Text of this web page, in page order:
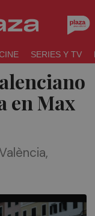
SERIES Y TV
en Max